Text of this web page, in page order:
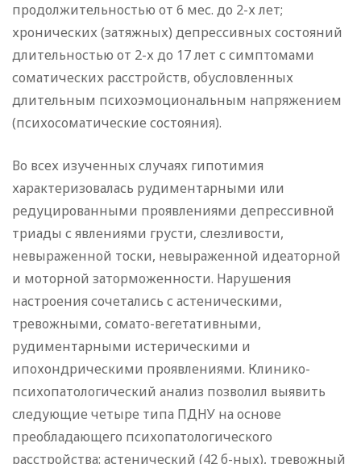
продолжительностью от 6 мес. до 2-х лет;
хронических (затяжных) депрессивных состояний
длительностью от 2-х до 17 лет с симптомами
соматических расстройств, обусловленных
длительным психоэмоциональным напряжением
(психосоматические состояния).
Во всех изученных случаях гипотимия
характеризовалась рудиментарными или
редуцированными проявлениями депрессивной
триады с явлениями грусти, слезливости,
невыраженной тоски, невыраженной идеаторной
и моторной заторможенности. Нарушения
настроения сочетались с астеническими,
тревожными, сомато-вегетативными,
рудиментарными истерическими и
ипохондрическими проявлениями. Клинико-
психопатологический анализ позволил выявить
следующие четыре типа ПДНУ на основе
преобладающего психопатологического
расстройства: астенический (42 б-ных), тревожный